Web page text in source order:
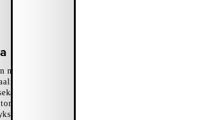
muotoiltu tyylikkäillä
mustan ja ruskean
rentoon arkeen että
penny-loafereista
päällisillä